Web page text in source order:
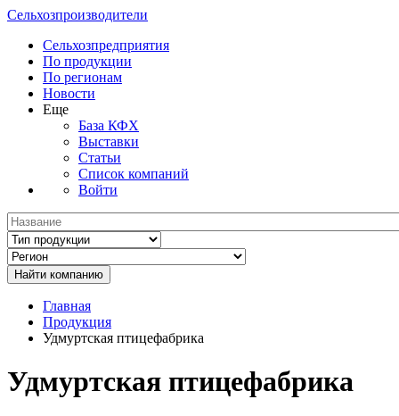
Сельхозпроизводители
Сельхозпредприятия
По продукции
По регионам
Новости
Еще
База КФХ
Выставки
Статьи
Список компаний
Войти
Главная
Продукция
Удмуртская птицефабрика
Удмуртская птицефабрика